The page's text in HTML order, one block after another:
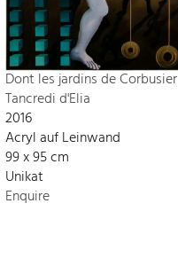
Dont les jardins de Corbusier
Tancredi d'Elia
2016
Acryl auf Leinwand
99 x 95 cm
Unikat
Enquire